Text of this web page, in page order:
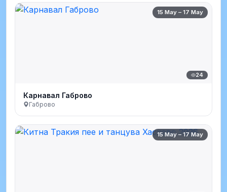
15 May – 17 May
24
Карнавал Габрово
Габрово
15 May – 17 May